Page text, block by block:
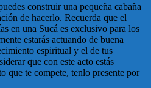
construir una pequeña cabaña
de hacerlo. Recuerda que el
en una Sucá es exclusivo para los
estarás actuando de buena
espiritual y el de tus
que con este acto estás
que te compete, tenlo presente por